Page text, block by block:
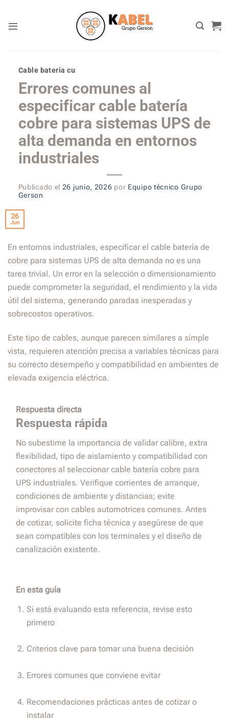
content
Cable bateria cu
Errores comunes al
especificar cable batería
cobre para sistemas UPS de
alta demanda en entornos
industriales
Publicado el 26 junio, 2026 por Equipo técnico Grupo
Gerson
26
Jun
En entornos industriales, especificar el cable batería de
cobre para sistemas UPS de alta demanda no es una
tarea trivial. Un error en la selección o dimensionamiento
puede comprometer la seguridad, el rendimiento y la vida
útil del sistema, generando paradas inesperadas y
sobrecostos operativos.
Este tipo de cables, aunque parecen similares a simple
vista, requieren atención precisa a variables técnicas para
su correcto desempeño y compatibilidad en ambientes de
elevada exigencia eléctrica.
Respuesta directa
Respuesta rápida
No subestime la importancia de validar calibre, extra
flexibilidad, tipo de aislamiento y compatibilidad con
conectores al seleccionar cable batería cobre para
UPS industriales. Verifique corrientes de arranque,
condiciones de ambiente y distancias; evite
improvisar con cables automotrices comunes. Antes
de cotizar, solicite ficha técnica y asegúrese de que
sean compatibles con los terminales y el diseño de
canalización existente.
En esta guía
Si está evaluando esta referencia, revise esto
primero
Criterios clave para tomar una buena decisión
Errores comunes que conviene evitar
Recomendaciones prácticas antes de cotizar o
instalar